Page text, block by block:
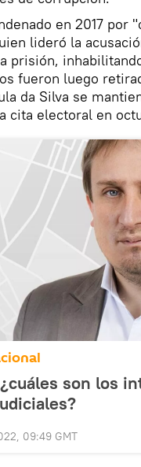
en 2017 por
lideró la
prisión,
fueron luego
da Silva se
cita electoral en
son los
09:49 GMT